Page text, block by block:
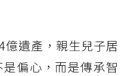
億遺產，親生兒子居
偏心，而是傳承智